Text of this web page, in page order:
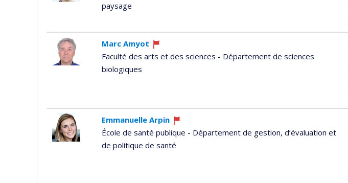
paysage
Marc Amyot
Ce
Faculté des arts et des sciences - Département de sciences
biologiques
Emmanuelle Arpin
Ce
professeur
recrute
École de santé publique - Département de gestion, d’évaluation et
de politique de santé